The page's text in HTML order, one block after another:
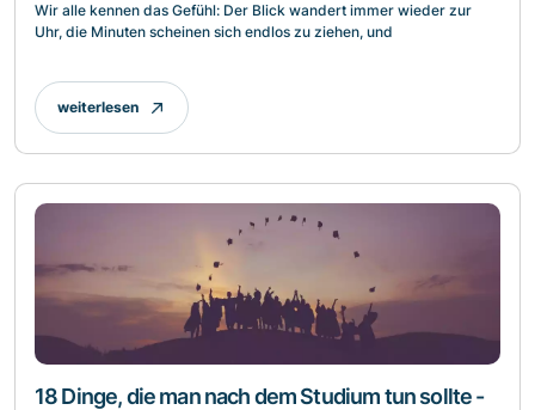
Wir alle kennen das Gefühl: Der Blick wandert immer wieder zur
Uhr, die Minuten scheinen sich endlos zu ziehen, und
weiterlesen
18 Dinge, die man nach dem Studium tun sollte -